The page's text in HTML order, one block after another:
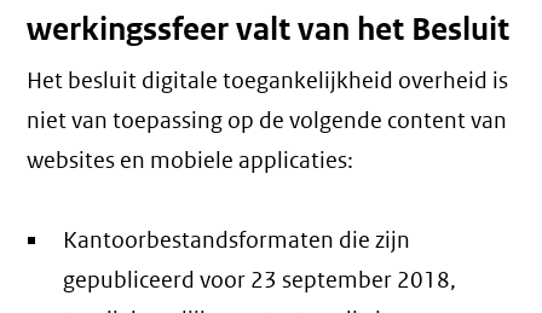
werkingssfeer valt van het Besluit
Het besluit digitale toegankelijkheid overheid is
niet van toepassing op de volgende content van
websites en mobiele applicaties:
Kantoorbestandsformaten die zijn
gepubliceerd voor 23 september 2018,